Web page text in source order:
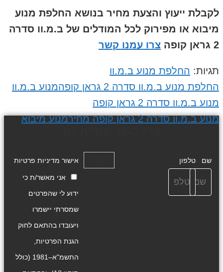
לקבלת ייעוץ והצעת מחיר בנושא החלפת מנוע
מיבוא או מפירוק לכל המודלים של ב.מ.וו סדרה
2 גראן קופה
צרו עמנו קשר
תגיות: החלפת מנוע ב.מ.וו
החלפת מנוע ב.מ.וו סדרה 2 גראן קופה
מנוע ב.מ.וו
מנוע ב.מ.וו סדרה 2 גראן קופה
מנוע ב.מ.וו סדרה 2 גראן קופה מחיר
מנוע מיבוא
שם טלפון אישור מדיניות פרטיות
אני מאשר/ת כי
ידוע לי שהפרטים
שמסרתי יישמרו
ויעובדו בהתאם לחוק
הגנת הפרטיות,
התשמ"א–1981 (כולל